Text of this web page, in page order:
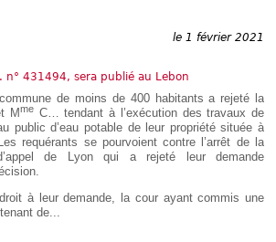
le 1 février 2021
n° 431494, sera publié au Lebon
commune de moins de 400 habitants a rejeté la
MmeC… tendant à l’exécution des travaux de
public d’eau potable de leur propriété située à
requérants se pourvoient contre l’arrêt de la
de Lyon qui a rejeté leur demande
droit à leur demande, la cour ayant commis une
de...